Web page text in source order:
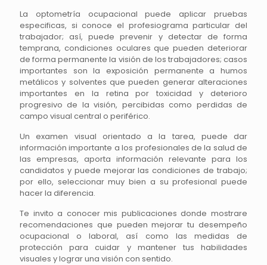
La optometría ocupacional puede aplicar pruebas
especificas, si conoce el profesiograma particular del
trabajador; así, puede prevenir y detectar de forma
temprana, condiciones oculares que pueden deteriorar
de forma permanente la visión de los trabajadores; casos
importantes son la exposición permanente a humos
metálicos y solventes que pueden generar alteraciones
importantes en la retina por toxicidad y deterioro
progresivo de la visión, percibidas como perdidas de
campo visual central o periférico.
Un examen visual orientado a la tarea, puede dar
información importante a los profesionales de la salud de
las empresas, aporta información relevante para los
candidatos y puede mejorar las condiciones de trabajo;
por ello, seleccionar muy bien a su profesional puede
hacer la diferencia.
Te invito a conocer mis publicaciones donde mostrare
recomendaciones que pueden mejorar tu desempeño
ocupacional o laboral, así como las medidas de
protección para cuidar y mantener tus habilidades
visuales y lograr una visión con sentido.